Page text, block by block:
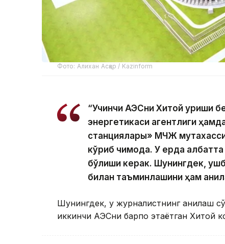
Фото: Алихан Асқар / Kazinform
“Учинчи АЭСни Хитой қуриши
энергетикаси агентлиги
станциялары» МЧЖ
кўриб чиқмоқда. У ерда
бўлиши керак. Шунингдек,
билан таъминлашини ҳам
Шунингдек, у журналистнинг аниқлаш
иккинчи АЭСни барпо этаётган Хитой